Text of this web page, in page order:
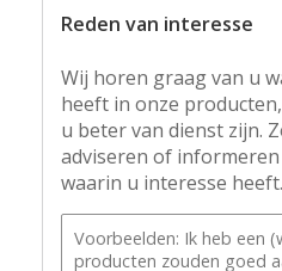
Reden van interesse
Wij horen graag van u
heeft in onze
u beter van dienst zijn.
adviseren of
waarin u interesse heeft.